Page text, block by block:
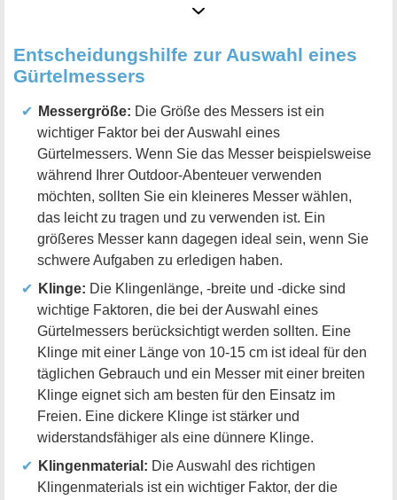
Aspekte, die Sie bei der Auswahl eines Gürtelmessers
Entscheidungshilfe zur Auswahl eines
Gürtelmessers
Messergröße: Die Größe des Messers ist ein
wichtiger Faktor bei der Auswahl eines
Gürtelmessers. Wenn Sie das Messer beispielsweise
während Ihrer Outdoor-Abenteuer verwenden
möchten, sollten Sie ein kleineres Messer wählen,
das leicht zu tragen und zu verwenden ist. Ein
größeres Messer kann dagegen ideal sein, wenn Sie
schwere Aufgaben zu erledigen haben.
Klinge: Die Klingenlänge, -breite und -dicke sind
wichtige Faktoren, die bei der Auswahl eines
Gürtelmessers berücksichtigt werden sollten. Eine
Klinge mit einer Länge von 10-15 cm ist ideal für den
täglichen Gebrauch und ein Messer mit einer breiten
Klinge eignet sich am besten für den Einsatz im
Freien. Eine dickere Klinge ist stärker und
widerstandsfähiger als eine dünnere Klinge.
Klingenmaterial: Die Auswahl des richtigen
Klingenmaterials ist ein wichtiger Faktor, der die